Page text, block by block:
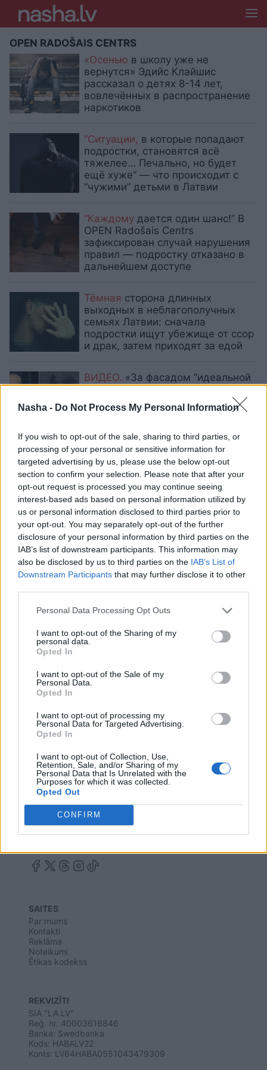
Nasha - Do Not Process My Personal Information
If you wish to opt-out of the sale, sharing to third parties, or
processing of your personal or sensitive information for
targeted advertising by us, please use the below opt-out
section to confirm your selection. Please note that after your
opt-out request is processed you may continue seeing
interest-based ads based on personal information utilized by
us or personal information disclosed to third parties prior to
your opt-out. You may separately opt-out of the further
disclosure of your personal information by third parties on the
IAB’s list of downstream participants. This information may
also be disclosed by us to third parties on the IAB’s List of
Downstream Participants that may further disclose it to other
Personal Data Processing Opt Outs
I want to opt-out of the Sharing of my
personal data.
Opted In
I want to opt-out of the Sale of my
Personal Data.
Opted In
I want to opt-out of processing my
Personal Data for Targeted Advertising.
Opted In
I want to opt-out of Collection, Use,
Retention, Sale, and/or Sharing of my
Personal Data that Is Unrelated with the
Purposes for which it was collected.
Opted Out
CONFIRM
OPEN RADOŠAIS CENTRS
«Осенью в школу уже не
вернутся» Эдийс Клайшис
рассказал о детях 8-14 лет,
вовлечённых в распространение
наркотиков
“Ситуации, в которые попадают
подростки, становятся всё
тяжелее… Печально, но будет
ещё хуже” — что происходит с
“чужими” детьми в Латвии
“Каждому дается один шанс!” В
OPEN Radošais Centrs
зафиксирован случай нарушения
правил — подростку отказано в
дальнейшем доступе
Тёмная сторона длинных
выходных в неблагополучных
семьях Латвии: сначала
подростки ищут убежище от ссор
и драк, затем приходят за едой
ВИДЕО. «За фасадом “идеальной
семьи” порой творятся страшные
вещи»: Эдийс Клайшис о том, как
родители сами рушат судьбы
Долгие
выходные становятся
испытанием: некоторые
подростки сбегают из дома,
чтобы пережить “вечеринки”
родителей
“Школа унижала отстающего
ученика и заставляла его
отказаться от экзаменов — ради
рейтингов?!” Латвийцы не
отношения к подросткам
“Обсуждали лицемерие
политиков – картина печальна”:
Латвии
тоже!”: глава центра для
подростков обратился к
девушке за границей
SAITES
Par mums
Kontakti
Reklāma
Noteikumi
Ētikas kodekss
REKVIZĪTI
SIA "LA.LV"
Reģ. nr. 40003616846
Banka: Swedbanka
Kods: HABALV22
Konts: LV64HABA0551043479309